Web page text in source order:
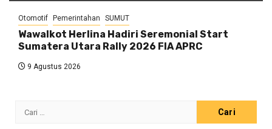
Otomotif Pemerintahan SUMUT
Wawalkot Herlina Hadiri Seremonial Start
Sumatera Utara Rally 2026 FIA APRC
9 Agustus 2026
Cari